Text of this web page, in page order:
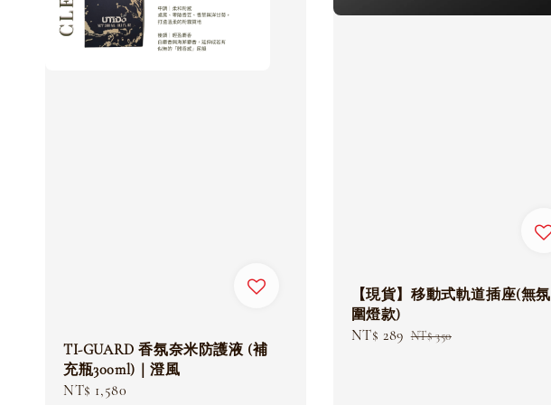
TI-GUARD 香氛奈米防護液 (補
充瓶300ml)｜澄風
Regular
NT$ 1,580
【現貨】移動式軌道插座(無氛
圍燈款)
Sale
NT$ 289 Regular
NT$ 350